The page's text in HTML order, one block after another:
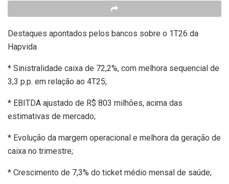
Destaques apontados pelos bancos sobre o 1T26 da
Hapvida
* Sinistralidade caixa de 72,2%, com melhora sequencial de
3,3 p.p. em relação ao 4T25;
* EBITDA ajustado de R$ 803 milhões, acima das
estimativas de mercado;
* Evolução da margem operacional e melhora da geração de
caixa no trimestre;
* Crescimento de 7,3% do ticket médio mensal de saúde;